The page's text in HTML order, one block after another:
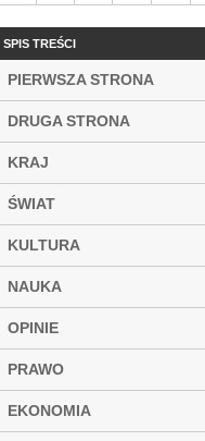
SPIS TREŚCI
PIERWSZA STRONA
DRUGA STRONA
KRAJ
ŚWIAT
KULTURA
NAUKA
OPINIE
PRAWO
EKONOMIA